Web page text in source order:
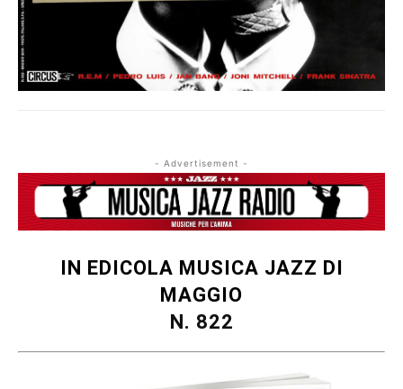
- Advertisement -
IN EDICOLA MUSICA JAZZ DI
MAGGIO
N. 822